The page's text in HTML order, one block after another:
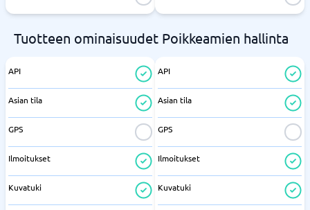
Tuotteen ominaisuudet Poikkeamien hallinta
API
Asian tila
GPS
Ilmoitukset
Kuvatuki
API
Asian tila
GPS
Ilmoitukset
Kuvatuki